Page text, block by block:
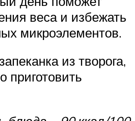
веса и избежать
микроэлементов.
из творога,
приготовить